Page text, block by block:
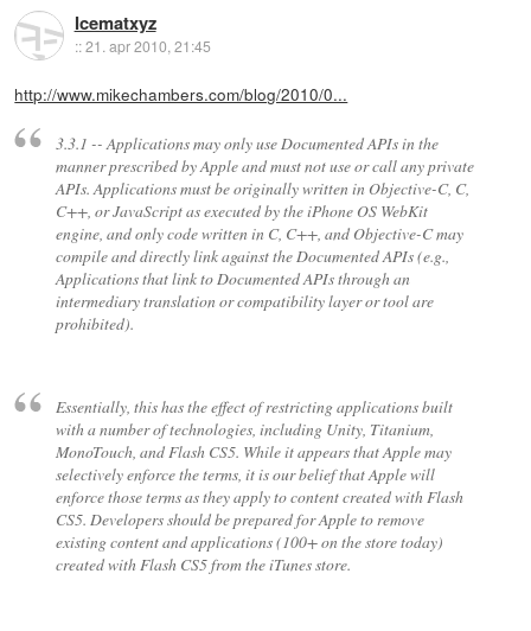
Icematxyz
::21. apr 2010, 21:45
http://www.mikechambers.com/blog/2010/0...
3.3.1 -- Applications may only use Documented APIs in the
manner prescribed by Apple and must not use or call any private
APIs. Applications must be originally written in Objective-C, C,
C++, or JavaScript as executed by the iPhone OS WebKit
engine, and only code written in C, C++, and Objective-C may
compile and directly link against the Documented APIs (e.g.,
Applications that link to Documented APIs through an
intermediary translation or compatibility layer or tool are
prohibited).
Essentially, this has the effect of restricting applications built
with a number of technologies, including Unity, Titanium,
MonoTouch, and Flash CS5. While it appears that Apple may
selectively enforce the terms, it is our belief that Apple will
enforce those terms as they apply to content created with Flash
CS5. Developers should be prepared for Apple to remove
existing content and applications (100+ on the store today)
created with Flash CS5 from the iTunes store.